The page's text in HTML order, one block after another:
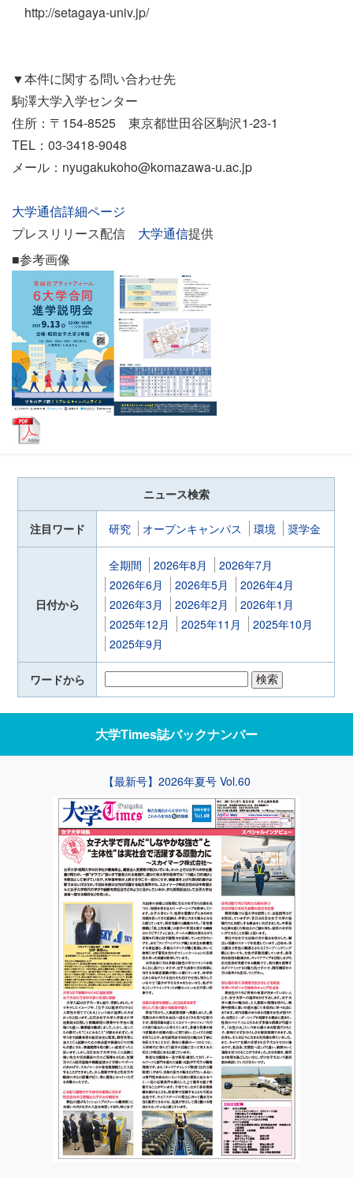
http://setagaya-univ.jp/
▼本件に関する問い合わせ先
駒澤大学入学センター
住所：〒154-8525 東京都世田谷区駒沢1-23-1
TEL：03-3418-9048
メール：nyugakukoho@komazawa-u.ac.jp
大学通信詳細ページ
プレスリリース配信 大学通信提供
■参考画像
ニュース検索
注目ワード 研究 オープンキャンパス 環境 奨学金
日付から
全期間 2026年8月
2026年7月
2026年6月
2026年5月
2026年4月
2026年3月
2026年2月
2026年1月
2025年12月
2025年11月
2025年10月
2025年9月
ワードから
大学Times誌バックナンバー
【最新号】2026年夏号 Vol.60